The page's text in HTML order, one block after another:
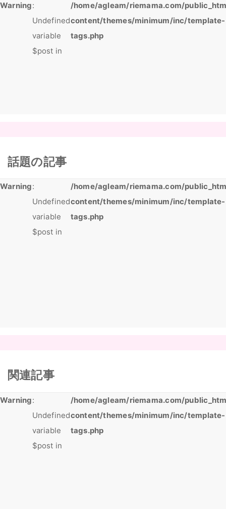
Warning:
Undefined
variable
$post in
/home/agleam/riemama.com/
content/themes/minimum/inc/template-
tags.php
話題の記事
Warning:
Undefined
variable
$post in
/home/agleam/riemama.com/
content/themes/minimum/inc/template-
tags.php
関連記事
Warning:
Undefined
variable
$post in
/home/agleam/riemama.com/
content/themes/minimum/inc/template-
tags.php